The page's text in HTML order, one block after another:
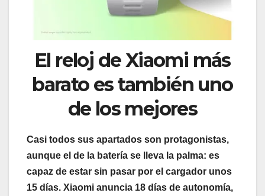
El reloj de Xiaomi más
barato es también uno
de los mejores
Casi todos sus apartados son protagonistas,
aunque el de la batería se lleva la palma: es
capaz de estar sin pasar por el cargador unos
15 días. Xiaomi anuncia 18 días de autonomía,